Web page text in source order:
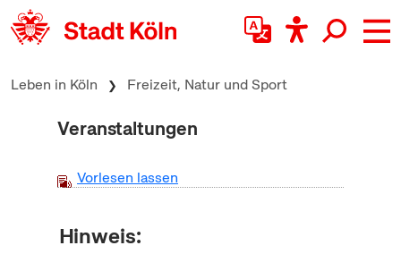
zum Inhalt springen
Leben in Köln Freizeit, Natur und Sport
Veranstaltungen
Vorlesen lassen
Hinweis: